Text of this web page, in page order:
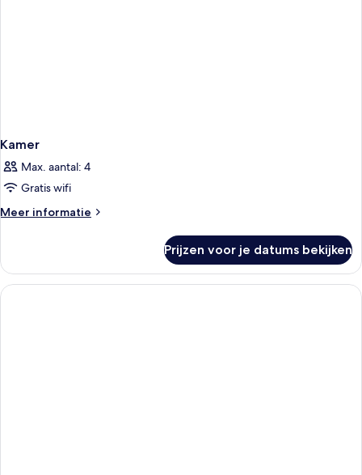
Kamer
Max. aantal: 4
Gratis wifi
Meer informatie
Meer
Prijzen voor je datums bekijken